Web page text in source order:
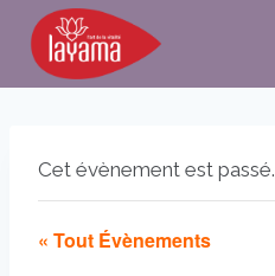
Aller
contenu
Cet évènement est passé.
« Tout Évènements